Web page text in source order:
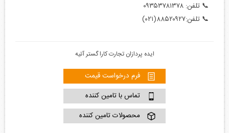
📞 تلفن: ۰۹۳۵۳۷۸۱۳۷۸
📞 تلفن:۸۸۵۲۰۹۲۷(۰۲۱)
ایده پردازان تجارت کارا گستر آتیه
فرم درخواست قیمت
تماس با تامین کننده
محصولات تامین کننده